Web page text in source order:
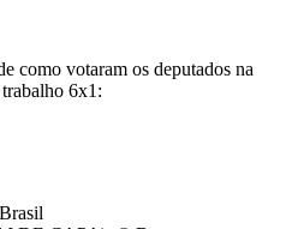
como votaram os deputados na
6x1: